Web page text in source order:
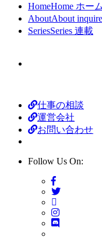
HomeHome ホーム
AboutAbout
SeriesSeries 連載
仕事の相談
運営会社
お問い合わせ
Follow Us On: